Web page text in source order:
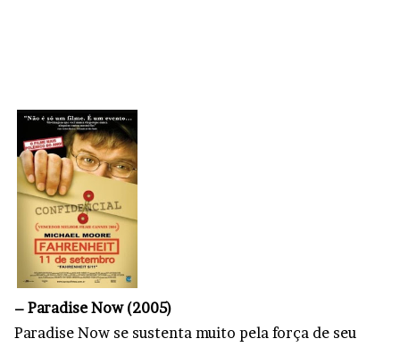
– Paradise Now (2005)
Paradise Now se sustenta muito pela força de seu